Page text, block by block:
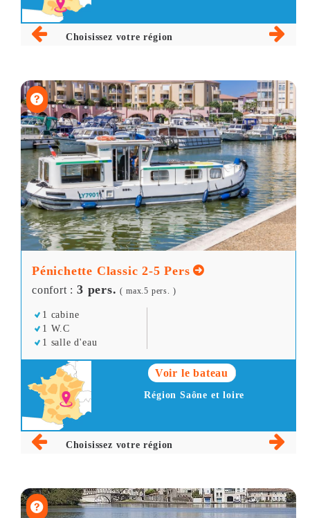
Choisissez votre région
Pénichette Classic 2-5 Pers
confort : 3 pers. ( max.5 pers. )
1 cabine
1 W.C
1 salle d'eau
Voir le bateau
Région Saône et loire
Choisissez votre région